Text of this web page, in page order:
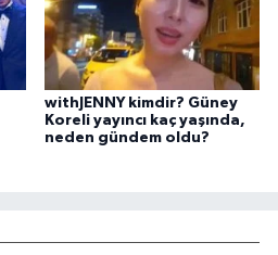
withJENNY kimdir? Güney
Koreli yayıncı kaç yaşında,
neden gündem oldu?